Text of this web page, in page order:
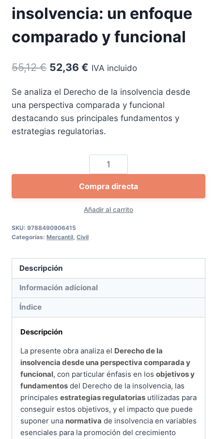
insolvencia: un enfoque
comparado y funcional
55,12€ El
original
era:
55,12 €.
52,36 € El
actual
es:
52,36 €.
IVA incluido
Se analiza el Derecho de la insolvencia desde
una perspectiva comparada y funcional
destacando sus principales fundamentos y
estrategias regulatorias.
Derecho
de
la
insolvencia:
un
cantidad
Añadir al carrito
Compra directa
SKU: 9788490906415
Categorías: Mercantil, Civil
Descripción
Información adicional
Índice
Descripción
La presente obra analiza el Derecho de la
insolvencia desde una perspectiva comparada y
funcional, con particular énfasis en los objetivos y
fundamentos del Derecho de la insolvencia, las
principales estrategias regulatorias utilizadas para
conseguir estos objetivos, y el impacto que puede
suponer una normativa de insolvencia en variables
esenciales para la promoción del crecimiento